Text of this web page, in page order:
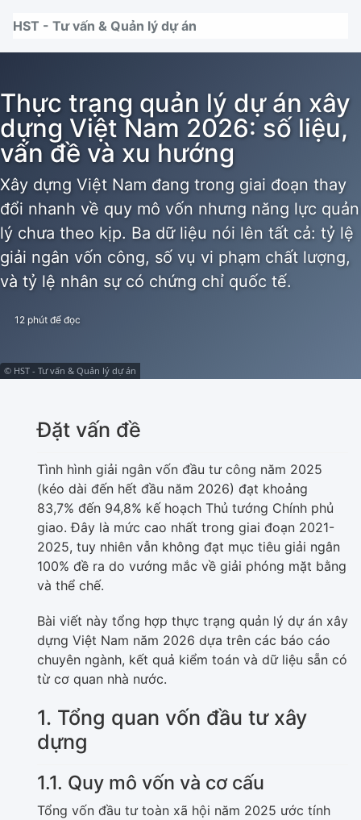
HST - Tư vấn & Quản lý dự án
Thực trạng quản lý dự án xây
dựng Việt Nam 2026: số liệu,
vấn đề và xu hướng
Xây dựng Việt Nam đang trong giai đoạn thay
đổi nhanh về quy mô vốn nhưng năng lực quản
lý chưa theo kịp. Ba dữ liệu nói lên tất cả: tỷ lệ
giải ngân vốn công, số vụ vi phạm chất lượng,
và tỷ lệ nhân sự có chứng chỉ quốc tế.
12 phút để đọc
© HST - Tư vấn & Quản lý dự án
Đặt vấn đề
Tình hình giải ngân vốn đầu tư công năm 2025
(kéo dài đến hết đầu năm 2026) đạt khoảng
83,7% đến 94,8% kế hoạch Thủ tướng Chính phủ
giao. Đây là mức cao nhất trong giai đoạn 2021-
2025, tuy nhiên vẫn không đạt mục tiêu giải ngân
100% đề ra do vướng mắc về giải phóng mặt bằng
và thể chế.
Bài viết này tổng hợp thực trạng quản lý dự án xây
dựng Việt Nam năm 2026 dựa trên các báo cáo
chuyên ngành, kết quả kiểm toán và dữ liệu sẵn có
từ cơ quan nhà nước.
1. Tổng quan vốn đầu tư xây
dựng
1.1. Quy mô vốn và cơ cấu
Tổng vốn đầu tư toàn xã hội năm 2025 ước tính